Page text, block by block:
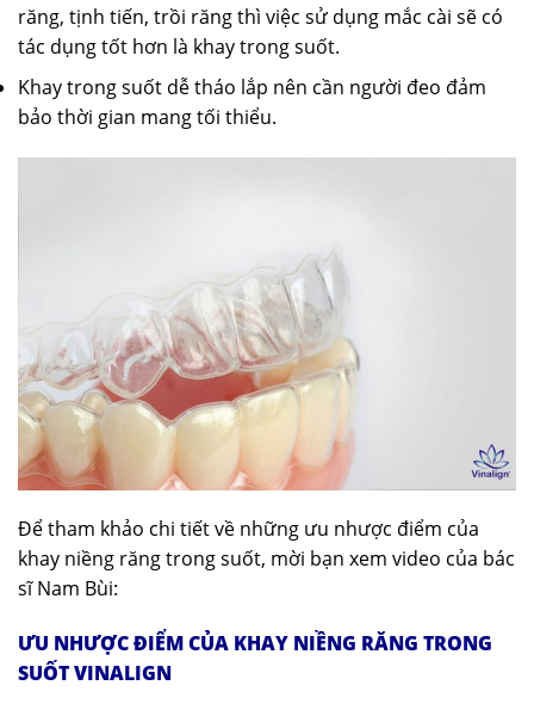
răng, tịnh tiến, trồi răng thì việc sử dụng mắc cài sẽ có
tác dụng tốt hơn là khay trong suốt.
Khay trong suốt dễ tháo lắp nên cần người đeo đảm
bảo thời gian mang tối thiểu.
Để tham khảo chi tiết về những ưu nhược điểm của
khay niềng răng trong suốt, mời bạn xem video của bác
sĩ Nam Bùi:
ƯU NHƯỢC ĐIỂM CỦA KHAY NIỀNG RĂNG TRONG
SUỐT VINALIGN